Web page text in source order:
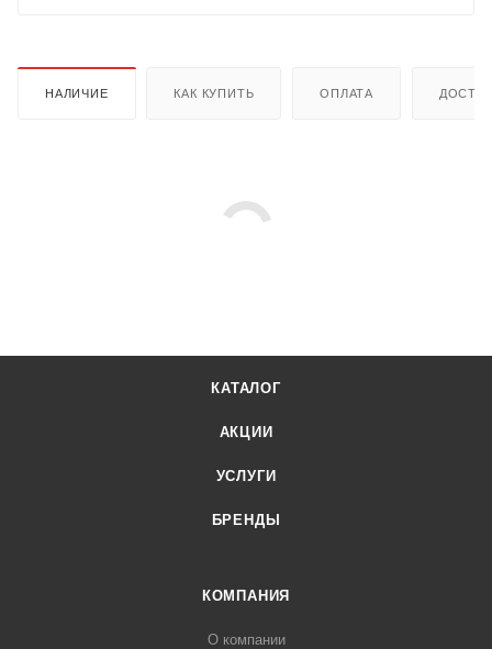
НАЛИЧИЕ КАК КУПИТЬ ОПЛАТА
КАТАЛОГ
АКЦИИ
УСЛУГИ
БРЕНДЫ
КОМПАНИЯ
О компании